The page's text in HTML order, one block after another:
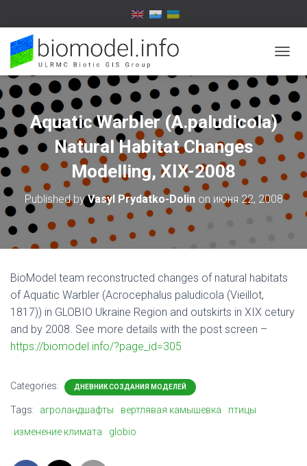
O
N
A
I
G
A
T
Aquatic Warbler (A.paludicola)
Natural Habitat Changes
Modelling, XIX-2008
Published byVasyl Prydatko-Dolinon июня 22, 2008
BioModel team reconstructed changes of natural habitats
of Aquatic Warbler (Acrocephalus paludicola (Vieillot,
1817)) in GLOBIO Ukraine Region and outskirts in XIX cetury
and by 2008. See more details with the post screen –
https://biomodel.info/?page_id=305
Categories: ДНЕВНИК СОЗДАНИЯ МОДЕЛЕЙ
Tags: агроландшафты вертлявая камышевка
птицы
изменение климата
globio